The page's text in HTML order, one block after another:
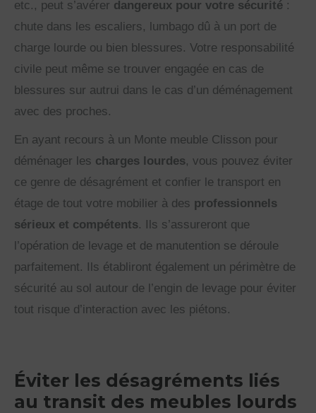
etc., peut s’avérer dangereux pour votre sécurité :
chute dans les escaliers, lumbago dû à un port de
charge lourde ou bien blessures. Votre responsabilité
civile peut même se trouver engagée en cas de
blessures sur autrui dans le cas d’un déménagement
avec des proches.
En ayant recours à un Monte meuble Clisson pour
déménager les charges lourdes, vous pouvez éviter
ce genre de désagrément et confier le transport en
étage de tout votre mobilier à des professionnels
sérieux et compétents. Ils s’assureront que
l’opération de levage et de manutention se déroule
parfaitement. Ils établiront également un périmètre de
sécurité au sol autour de l’engin de levage pour éviter
tout risque d’interaction avec les piétons.
Éviter les désagréments liés
au transit des meubles lourds